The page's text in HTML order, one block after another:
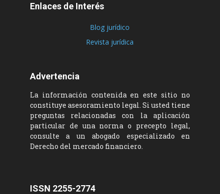
Enlaces de Interés
Blog jurídico
Revista jurídica
Advertencia
La información contenida en este sitio no
constituye asesoramiento legal. Si usted tiene
preguntas relacionadas con la aplicación
particular de una norma o precepto legal,
consulte a un abogado especializado en
Derecho del mercado financiero.
ISSN 2255-2774